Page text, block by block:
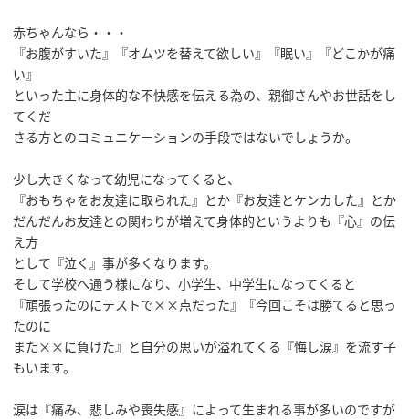
赤ちゃんなら・・・
『お腹がすいた』『オムツを替えて欲しい』『眠い』『どこかが痛
い』
といった主に身体的な不快感を伝える為の、親御さんやお世話をし
てくだ
さる方とのコミュニケーションの手段ではないでしょうか。
少し大きくなって幼児になってくると、
『おもちゃをお友達に取られた』とか『お友達とケンカした』とか
だんだんお友達との関わりが増えて身体的というよりも『心』の伝
え方
として『泣く』事が多くなります。
そして学校へ通う様になり、小学生、中学生になってくると
『頑張ったのにテストで××点だった』『今回こそは勝てると思っ
たのに
また××に負けた』と自分の思いが溢れてくる『悔し涙』を流す子
もいます。
涙は『痛み、悲しみや喪失感』によって生まれる事が多いのですが